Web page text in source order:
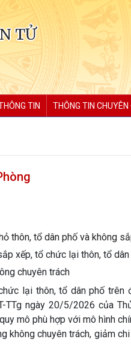
TỬ
TIN THÔNG TIN CHUYÊN
thôn, tổ dân phố và không
xếp, tổ chức lại thôn, tổ
chuyên trách
lại thôn, tổ dân phố
ngày 20/5/2026 của
mô phù hợp với mô hình
chuyên trách, giảm